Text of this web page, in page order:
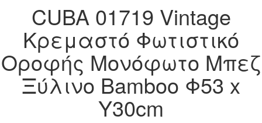
CUBA 01719 Vintage
Κρεμαστό Φωτιστικό
Οροφής Μονόφωτο Μπεζ
Ξύλινο Bamboo Φ53 x
Y30cm